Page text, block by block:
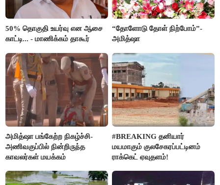
50% தொகுதி உயர்வு என ஆசை
காட்டி... - மாணிக்கம் தாகூர்
“தோளோடு தோள் நிற்போம்”-
அமித்ஷா
அமித்ஷா பங்கேற்ற நிகழ்ச்சி-
அணிவகுப்பில் நின்றிருந்த
காவலர்கள் மயக்கம்
#BREAKING தனியார்
மயமாகும் குலசேகரப்பட்டினம்
ராக்கெட் ஏவுதளம்!